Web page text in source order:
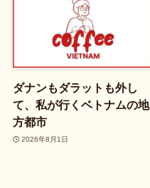
ダナンもダラットも外し
て、私が行くベトナムの地
方都市
2026年8月1日